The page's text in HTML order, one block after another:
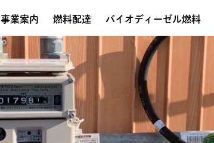
事業案内 燃料配達 バイオディーゼル燃料